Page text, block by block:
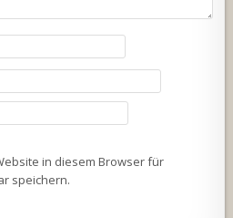
in diesem Browser für
speichern.